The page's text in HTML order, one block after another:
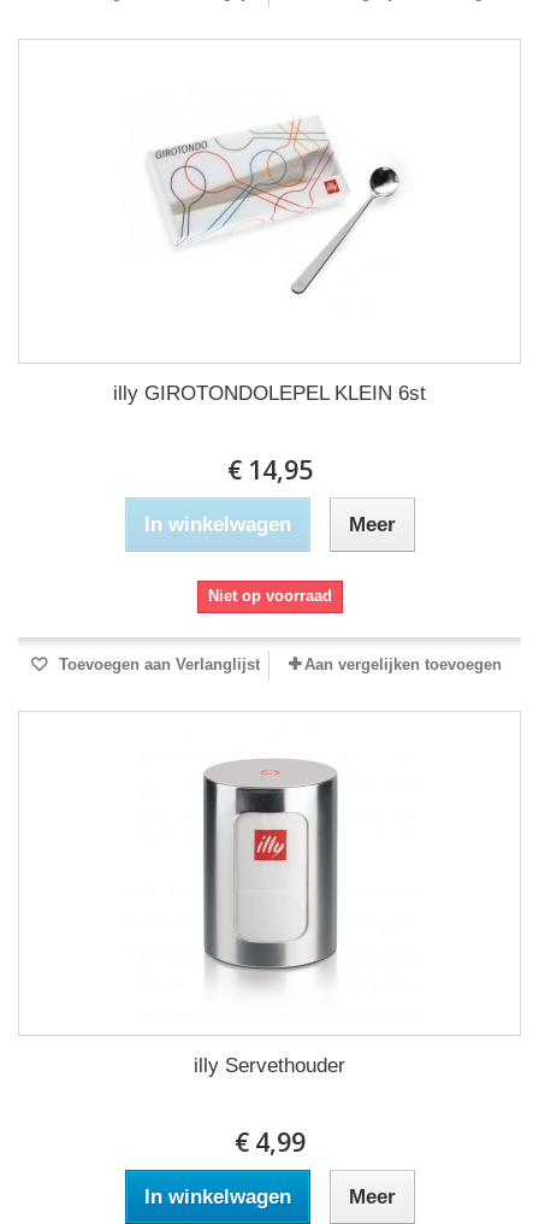
illy GIROTONDOLEPEL KLEIN 6st
€ 14,95
In winkelwagen Meer
Niet op voorraad
Toevoegen aan Verlanglijst Aan vergelijken toevoegen
illy Servethouder
€ 4,99
In winkelwagen Meer